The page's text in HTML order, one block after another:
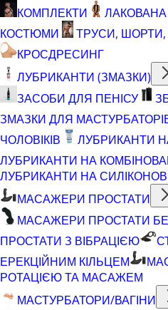
КОМПЛЕКТИ
ЛАКОВАНА
КОСТЮМИ
ТРУСИ, ШОРТИ,
КРОСДРЕСИНГ
ЛУБРИКАНТИ (ЗМАЗКИ)
ЗАСОБИ ДЛЯ ПЕНІСУ
ЗМАЗКИ ДЛЯ
ЧОЛОВІКІВ
ЛУБРИКАНТИ
ЛУБРИКАНТИ НА
ЛУБРИКАНТИ НА
МАСАЖЕРИ ПРОСТАТИ
МАСАЖЕРИ ПРОСТАТИ
ПРОСТАТИ З ВІБРАЦІЄЮ
ЕРЕКЦІЙНИМ КІЛЬЦЕМ
РОТАЦІЄЮ ТА МАСАЖЕМ
МАСТУРБАТОРИ/ВАГІНИ